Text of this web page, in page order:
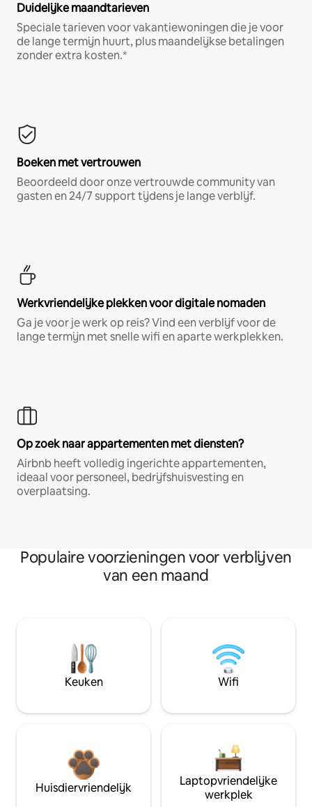
Duidelijke maandtarieven
Speciale tarieven voor vakantiewoningen die je voor
de lange termijn huurt, plus maandelijkse betalingen
zonder extra kosten.*
Boeken met vertrouwen
Beoordeeld door onze vertrouwde community van
gasten en 24/7 support tijdens je lange verblijf.
Werkvriendelijke plekken voor digitale nomaden
Ga je voor je werk op reis? Vind een verblijf voor de
lange termijn met snelle wifi en aparte werkplekken.
Op zoek naar appartementen met diensten?
Airbnb heeft volledig ingerichte appartementen,
ideaal voor personeel, bedrijfshuisvesting en
overplaatsing.
Populaire voorzieningen voor verblijven
van een maand
Keuken Wifi
Huisdiervriendelijk
Laptopvriendelijke
werkplek